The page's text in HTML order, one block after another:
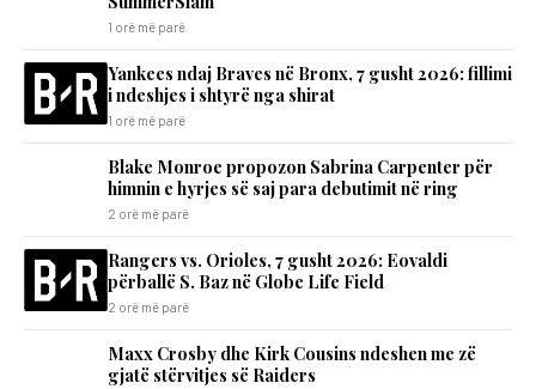
1 orë më parë
Yankees ndaj Braves në Bronx, 7 gusht 2026: fillimi
i ndeshjes i shtyrë nga shirat
1 orë më parë
Blake Monroe propozon Sabrina Carpenter për
himnin e hyrjes së saj para debutimit në ring
2 orë më parë
Rangers vs. Orioles, 7 gusht 2026: Eovaldi
përballë S. Baz në Globe Life Field
2 orë më parë
Maxx Crosby dhe Kirk Cousins ndeshen me zë
gjatë stërvitjes së Raiders